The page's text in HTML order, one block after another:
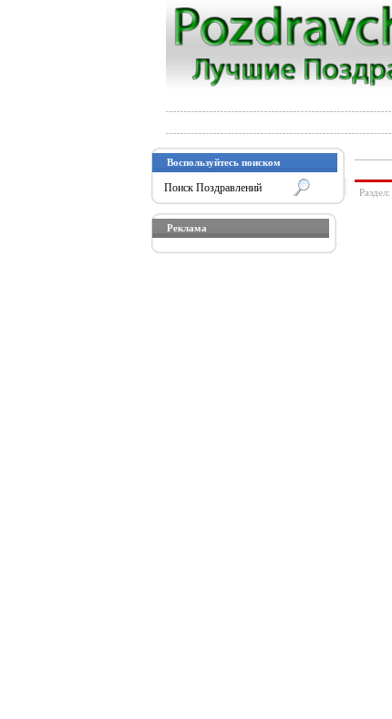
Воспользуйтесь поиском
Реклама
Раздел: